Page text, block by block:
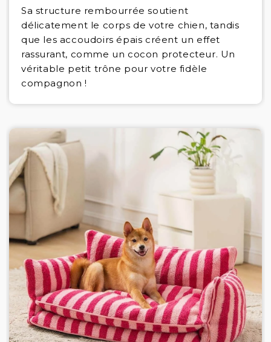
Sa structure rembourrée soutient
délicatement le corps de votre chien, tandis
que les accoudoirs épais créent un effet
rassurant, comme un cocon protecteur. Un
véritable petit trône pour votre fidèle
compagnon !